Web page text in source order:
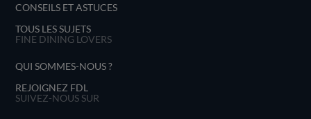
CONSEILS ET ASTUCES
TOUS LES SUJETS
FINE DINING LOVERS
QUI SOMMES-NOUS ?
REJOIGNEZ FDL
SUIVEZ-NOUS SUR